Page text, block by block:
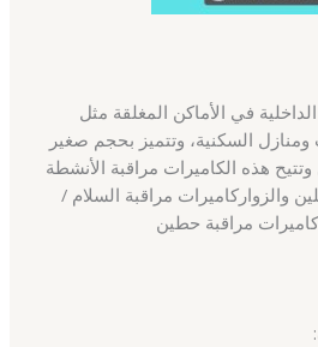
في الأماكن المغلقة مثل
ومنازل السكنية، وتتميز بحجم صغير
هذه الكاميرات مراقبة الأنشطة
والزواركاميرات مراقبة السلام /